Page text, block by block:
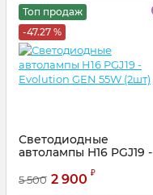
Топ продаж
-47.27 %
Светодиодные
автолампы H16 PGJ19 -
5 500 2 900 ₽